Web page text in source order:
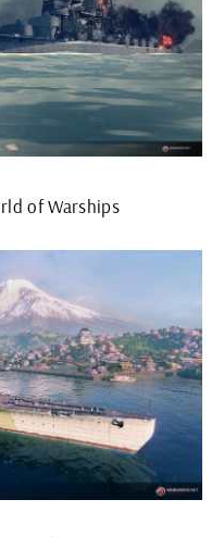
of Warships